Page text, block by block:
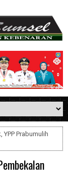
YPP Prabumulih